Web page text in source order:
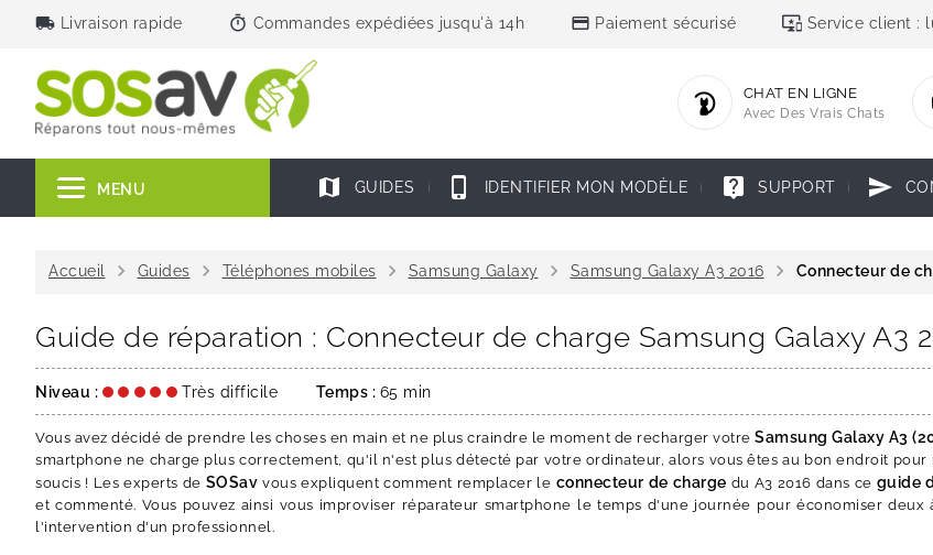
local_shipping Livraison rapide timer Commandes expédiées jusqu'à 14h credit_card Paiement sécurisé important_devices Service client :
CHAT EN LIGNE
Avec Des Vrais Chats
MENU map GUIDES phone_iphone IDENTIFIER MON MODÈLE live_help SUPPORT send
Accueil chevron_right Guides chevron_right Téléphones mobiles chevron_right Samsung Galaxy chevron_right Samsung Galaxy A3 2016 chevron_right Connecteur de
Guide de réparation : Connecteur de charge Samsung Galaxy A3
Niveau : Très difficile Temps : 65 min
Vous avez décidé de prendre les choses en main et ne plus craindre le moment de recharger votre Samsung Galaxy A3
smartphone ne charge plus correctement, qu'il n'est plus détecté par votre ordinateur, alors vous êtes au bon endroit pour
soucis ! Les experts de SOSav vous expliquent comment remplacer le connecteur de charge du A3 2016 dans ce guide
et commenté. Vous pouvez ainsi vous improviser réparateur smartphone le temps d'une journée pour économiser
l'intervention d'un professionnel.